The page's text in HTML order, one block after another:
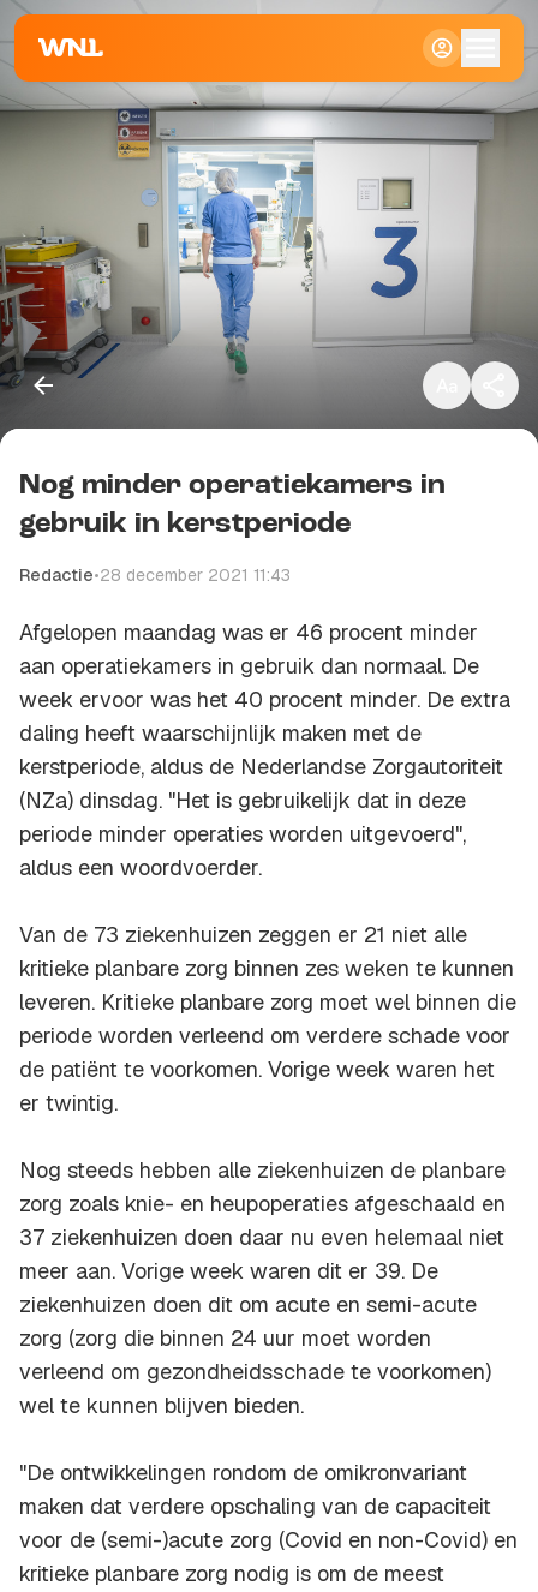
Klein
Standaard
Kopieer link
Nog minder operatiekamers in
gebruik in kerstperiode
Redactie•28 december 2021 11:43
Afgelopen maandag was er 46 procent minder
aan operatiekamers in gebruik dan normaal. De
week ervoor was het 40 procent minder. De extra
daling heeft waarschijnlijk maken met de
kerstperiode, aldus de Nederlandse Zorgautoriteit
(NZa) dinsdag. "Het is gebruikelijk dat in deze
periode minder operaties worden uitgevoerd",
aldus een woordvoerder.
Van de 73 ziekenhuizen zeggen er 21 niet alle
kritieke planbare zorg binnen zes weken te kunnen
leveren. Kritieke planbare zorg moet wel binnen die
periode worden verleend om verdere schade voor
de patiënt te voorkomen. Vorige week waren het
er twintig.
Nog steeds hebben alle ziekenhuizen de planbare
zorg zoals knie- en heupoperaties afgeschaald en
37 ziekenhuizen doen daar nu even helemaal niet
meer aan. Vorige week waren dit er 39. De
ziekenhuizen doen dit om acute en semi-acute
zorg (zorg die binnen 24 uur moet worden
verleend om gezondheidsschade te voorkomen)
wel te kunnen blijven bieden.
"De ontwikkelingen rondom de omikronvariant
maken dat verdere opschaling van de capaciteit
voor de (semi-)acute zorg (Covid en non-Covid) en
kritieke planbare zorg nodig is om de meest